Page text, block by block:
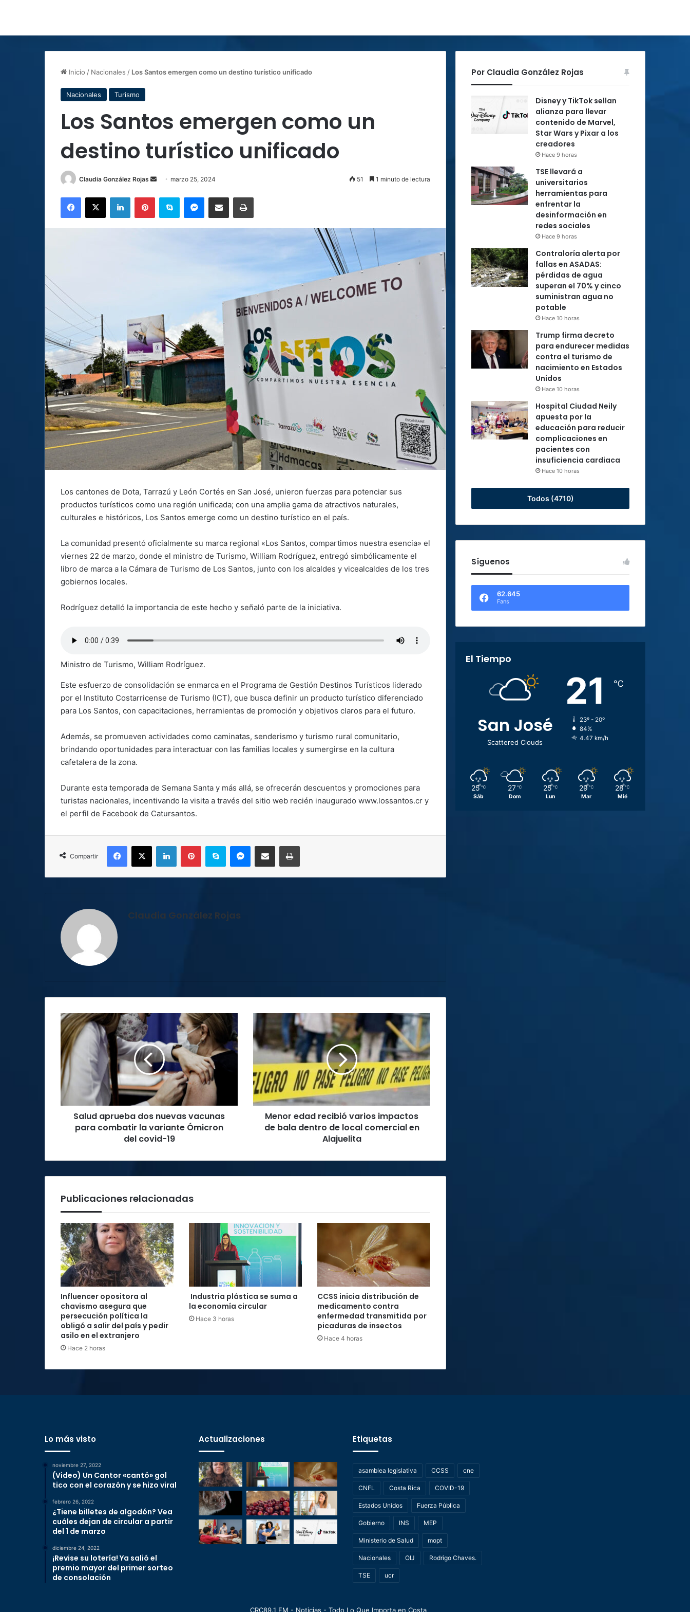
Inicio / Nacionales / Los Santos emergen como un destino turístico unificado
Nacionales Turismo
Los Santos emergen como un
destino turístico unificado
Claudia González Rojas
Send
email
marzo 25, 2024 51 1 minuto de lectura
Facebook
X LinkedInPinterestSkype MessengerCompartir por correo electrónicoImprimir
Los cantones de Dota, Tarrazú y León Cortés en San José, unieron fuerzas para potenciar sus
productos turísticos como una región unificada; con una amplia gama de atractivos naturales,
culturales e históricos, Los Santos emerge como un destino turístico en el país.
La comunidad presentó oficialmente su marca regional «Los Santos, compartimos nuestra esencia» el
viernes 22 de marzo, donde el ministro de Turismo, William Rodríguez, entregó simbólicamente el
libro de marca a la Cámara de Turismo de Los Santos, junto con los alcaldes y vicealcaldes de los tres
gobiernos locales.
Rodríguez detalló la importancia de este hecho y señaló parte de la iniciativa.
Ministro de Turismo, William Rodríguez.
Este esfuerzo de consolidación se enmarca en el Programa de Gestión Destinos Turísticos liderado
por el Instituto Costarricense de Turismo (ICT), que busca definir un producto turístico diferenciado
para Los Santos, con capacitaciones, herramientas de promoción y objetivos claros para el futuro.
Además, se promueven actividades como caminatas, senderismo y turismo rural comunitario,
brindando oportunidades para interactuar con las familias locales y sumergirse en la cultura
cafetalera de la zona.
Durante esta temporada de Semana Santa y más allá, se ofrecerán descuentos y promociones para
turistas nacionales, incentivando la visita a través del sitio web recién inaugurado www.lossantos.cr y
el perfil de Facebook de Catursantos.
Compartir
Facebook
X LinkedInPinterestSkype MessengerCompartir por correo electrónicoImprimir
Claudia González Rojas
Salud
aprueba
dos
nuevas
vacunas
para
combatir
la
variante
Ómicron
Salud aprueba dos nuevas vacunas
para combatir la variante Ómicron
del covid-19
edad
recibió
varios
impactos
de
bala
dentro
de
local
comercial
Menor edad recibió varios impactos
de bala dentro de local comercial en
Alajuelita
Publicaciones relacionadas
Influencer opositora al
chavismo asegura que
persecución política la
obligó a salir del país y pedir
asilo en el extranjero
Hace 2 horas
Industria plástica se suma a
la economía circular
Hace 3 horas
CCSS inicia distribución de
medicamento contra
enfermedad transmitida por
picaduras de insectos
Hace 4 horas
Por Claudia González Rojas
Disney y TikTok sellan
alianza para llevar
contenido de Marvel,
Star Wars y Pixar a los
creadores
Hace 9 horas
TSE llevará a
universitarios
herramientas para
enfrentar la
desinformación en
redes sociales
Hace 9 horas
Contraloría alerta por
fallas en ASADAS:
pérdidas de agua
superan el 70% y cinco
suministran agua no
potable
Hace 10 horas
Trump firma decreto
para endurecer medidas
contra el turismo de
nacimiento en Estados
Unidos
Hace 10 horas
Hospital Ciudad Neily
apuesta por la
educación para reducir
complicaciones en
pacientes con
insuficiencia cardiaca
Hace 10 horas
Todos (4710)
Síguenos
62.645
Fans
El Tiempo
San José
Scattered Clouds
21 ℃
23º - 20º
84%
4.47 km/h
25 ℃
Sáb
27 ℃
Dom
25 ℃
Lun
29 ℃
Mar
28 ℃
Mié
Lo más visto
noviembre 27, 2022
(Video) Un Cantor «cantó» gol
tico con el corazón y se hizo viral
febrero 26, 2022
¿Tiene billetes de algodón? Vea
cuáles dejan de circular a partir
del 1 de marzo
diciembre 24, 2022
¡Revise su lotería! Ya salió el
premio mayor del primer sorteo
de consolación
Actualizaciones Etiquetas
asamblea legislativa CCSS cne
CNFL Costa Rica COVID-19
Estados Unidos Fuerza Pública
Gobierno INS MEP
Ministerio de Salud mopt
Nacionales OIJ Rodrigo Chaves.
TSE ucr
CRC89.1 FM - Noticias - Todo Lo Que Importa en Costa